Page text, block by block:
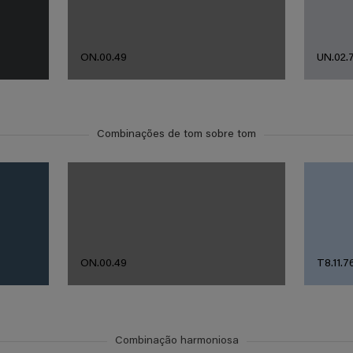
ON.00.49
Combinações de tom sobre tom
ON.00.49
Combinação harmoniosa